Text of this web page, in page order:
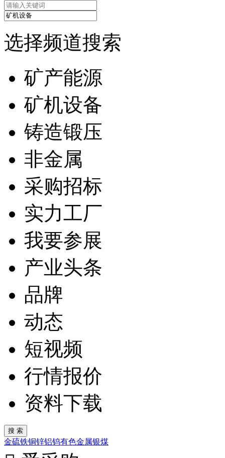
选择频道搜索
矿产能源
矿机设备
铸造锻压
非金属
采购招标
实力工厂
我要参展
产业头条
品牌
动态
短视频
行情报价
资料下载
金硫铁铜锌铝钨有色金属银煤